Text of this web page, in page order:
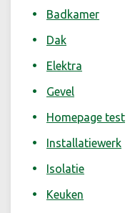
Badkamer
Dak
Elektra
Gevel
Homepage test
Installatiewerk
Isolatie
Keuken